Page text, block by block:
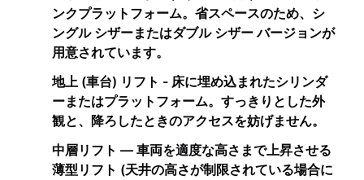
ンクプラットフォーム。省スペースのため、シ
ングル シザーまたはダブル シザー バージョンが
用意されています。
地上 (車台) リフト - 床に埋め込まれたシリンダ
ーまたはプラットフォーム。すっきりとした外
観と、降ろしたときのアクセスを妨げません。
中層リフト — 車両を適度な高さまで上昇させる
薄型リフト (天井の高さが制限されている場合に